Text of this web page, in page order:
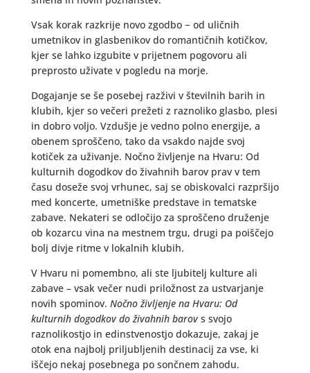
Vsak korak razkrije novo zgodbo − od uličnih
umetnikov in glasbenikov do romantičnih kotičkov,
kjer se lahko izgubite v prijetnem pogovoru ali
preprosto uživate v pogledu na morje.
Dogajanje se še posebej razživi v številnih barih in
klubih, kjer so večeri prežeti z raznoliko glasbo, plesi
in dobro voljo. Vzdušje je vedno polno energije, a
obenem sproščeno, tako da vsakdo najde svoj
kotiček za uživanje. Nočno življenje na Hvaru: Od
kulturnih dogodkov do živahnih barov prav v tem
času doseže svoj vrhunec, saj se obiskovalci razpršijo
med koncerte, umetniške predstave in tematske
zabave. Nekateri se odločijo za sproščeno druženje
ob kozarcu vina na mestnem trgu, drugi pa poiščejo
bolj divje ritme v lokalnih klubih.
V Hvaru ni pomembno, ali ste ljubitelj kulture ali
zabave – vsak večer nudi priložnost za ustvarjanje
novih spominov. Nočno življenje na Hvaru: Od
kulturnih dogodkov do živahnih barovs svojo
raznolikostjo in edinstvenostjo dokazuje, zakaj je
otok ena najbolj priljubljenih destinacij za vse, ki
iščejo nekaj posebnega po sončnem zahodu.